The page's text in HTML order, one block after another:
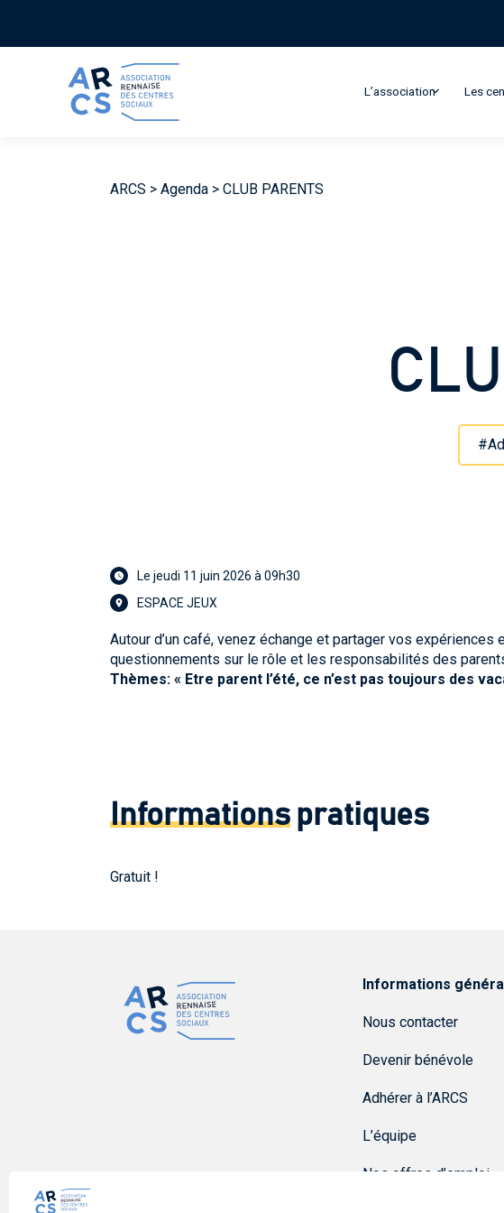
L’association Les
ARCS > Agenda > CLUB PARENTS
Le jeudi 11 juin 2026 à 09h30
ESPACE JEUX
Autour d’un café, venez échange et partager vos expériences
questionnements sur le rôle et les responsabilités des
Thèmes: « Etre parent l’été, ce n’est pas toujours des
Informations pratiques
Gratuit !
Informations
Nous contacter
Devenir bénévole
Adhérer à l’ARCS
L’équipe
Nos offres d’emploi